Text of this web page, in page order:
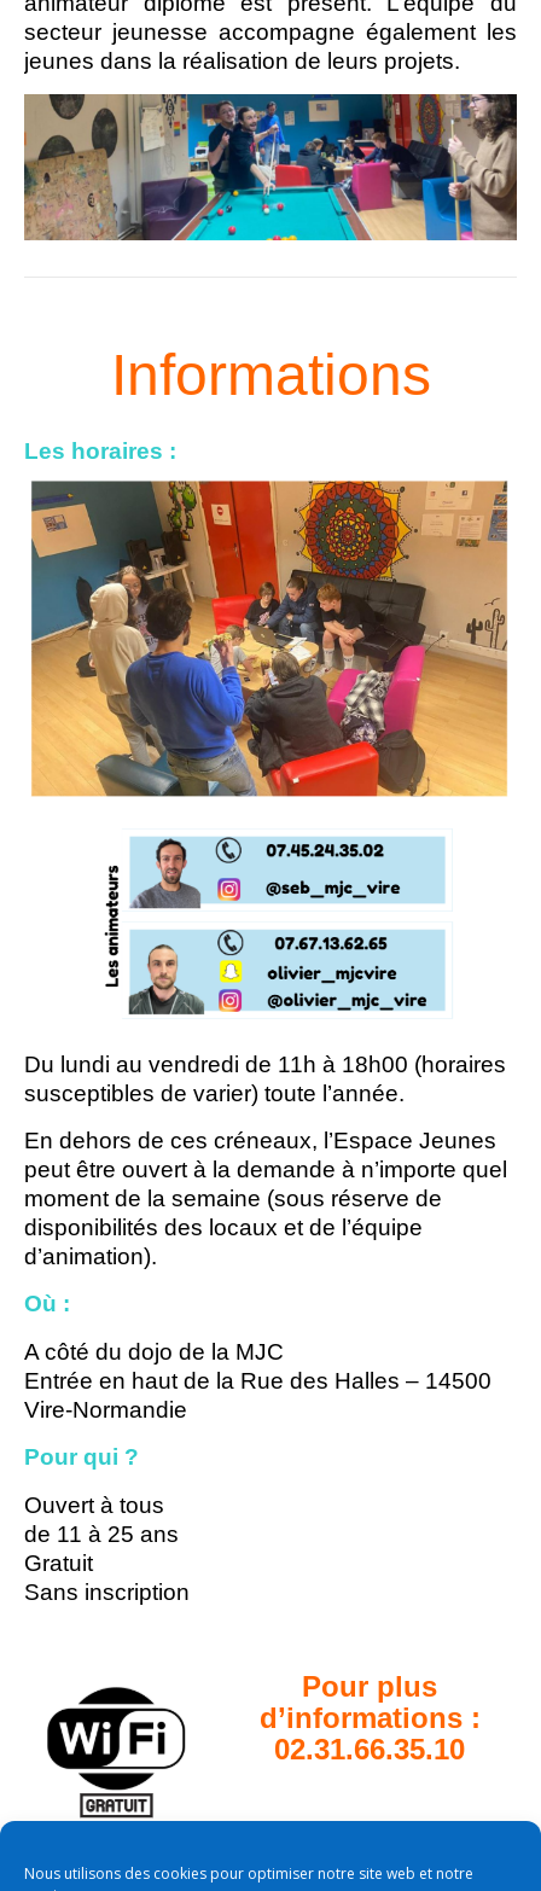
Nous utilisons des cookies pour optimiser notre site web et notre
secteur jeunesse accompagne également les
jeunes dans la réalisation de leurs projets.
Informations
Les horaires :
Du lundi au vendredi de 11h à 18h00 (horaires
susceptibles de varier) toute l’année.
En dehors de ces créneaux, l’Espace Jeunes
peut être ouvert à la demande à n’importe quel
moment de la semaine (sous réserve de
disponibilités des locaux et de l’équipe
d’animation).
Où :
A côté du dojo de la MJC
Entrée en haut de la Rue des Halles – 14500
Vire-Normandie
Pour qui ?
Ouvert à tous
de 11 à 25 ans
Gratuit
Sans inscription
Pour plus
d’informations :
02.31.66.35.10